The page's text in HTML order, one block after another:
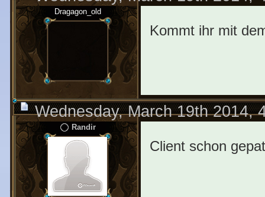
Dragagon_old
Kommt ihr mit
Wednesday, March 19th 2014,
Randir
Client schon